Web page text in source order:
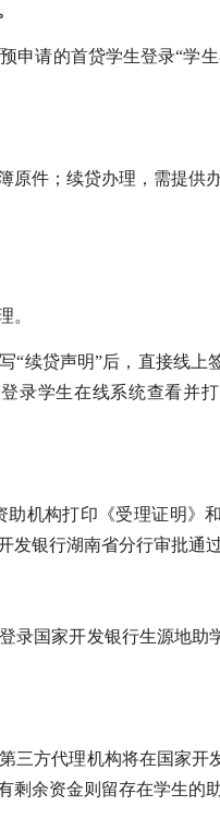
申请的首贷学生登录“学
件；续贷办理，需提供
。
“续贷声明”后，直接线上
录学生在线系统查看并
机构打印《受理证明》
银行湖南省分行审批通
录国家开发银行生源地助
三方代理机构将在国家开
余资金则留存在学生的